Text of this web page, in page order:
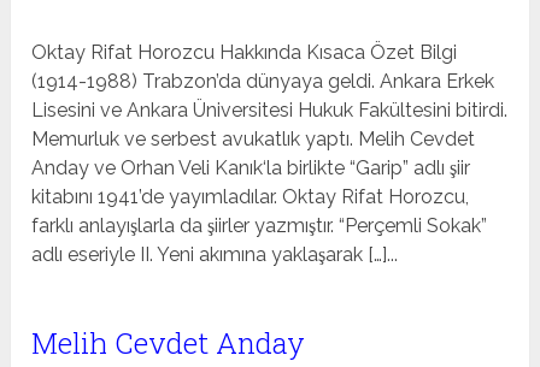
Oktay Rifat Horozcu Hakkında Kısaca Özet Bilgi
(1914-1988) Trabzon’da dünyaya geldi. Ankara Erkek
Lisesini ve Ankara Üniversitesi Hukuk Fakültesini bitirdi.
Memurluk ve serbest avukatlık yaptı. Melih Cevdet
Anday ve Orhan Veli Kanık‘la birlikte “Garip” adlı şiir
kitabını 1941’de yayımladılar. Oktay Rifat Horozcu,
farklı anlayışlarla da şiirler yazmıştır. “Perçemli Sokak”
adlı eseriyle II. Yeni akımına yaklaşarak […]...
Melih Cevdet Anday